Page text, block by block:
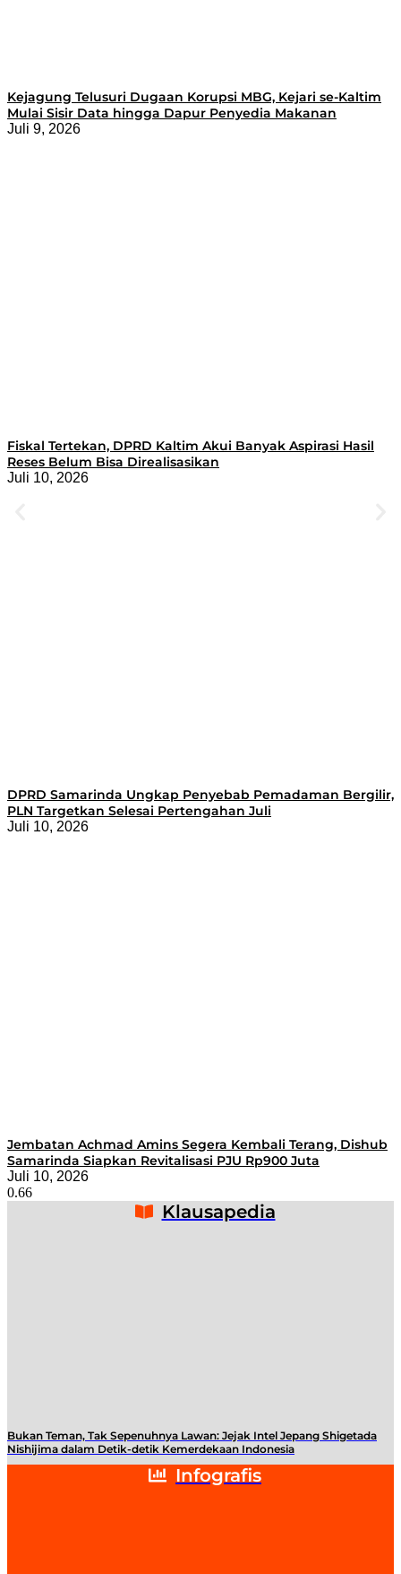
Kejagung Telusuri Dugaan Korupsi MBG, Kejari se-Kaltim
Mulai Sisir Data hingga Dapur Penyedia Makanan
Juli 9, 2026
Fiskal Tertekan, DPRD Kaltim Akui Banyak Aspirasi Hasil
Reses Belum Bisa Direalisasikan
Juli 10, 2026
DPRD Samarinda Ungkap Penyebab Pemadaman Bergilir,
PLN Targetkan Selesai Pertengahan Juli
Juli 10, 2026
Jembatan Achmad Amins Segera Kembali Terang, Dishub
Samarinda Siapkan Revitalisasi PJU Rp900 Juta
Juli 10, 2026
Klausapedia
Bukan Teman, Tak Sepenuhnya Lawan: Jejak Intel Jepang Shigetada
Nishijima dalam Detik-detik Kemerdekaan Indonesia
Infografis